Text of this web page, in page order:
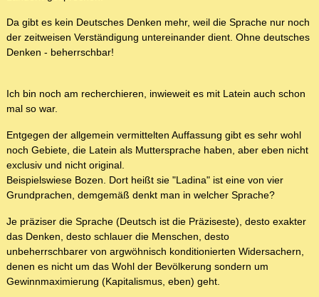
Da gibt es kein Deutsches Denken mehr, weil die Sprache nur noch
der zeitweisen Verständigung untereinander dient. Ohne deutsches
Denken - beherrschbar!
Ich bin noch am recherchieren, inwieweit es mit Latein auch schon
mal so war.
Entgegen der allgemein vermittelten Auffassung gibt es sehr wohl
noch Gebiete, die Latein als Muttersprache haben, aber eben nicht
exclusiv und nicht original.
Beispielswiese Bozen. Dort heißt sie "Ladina" ist eine von vier
Grundprachen, demgemäß denkt man in welcher Sprache?
Je präziser die Sprache (Deutsch ist die Präziseste), desto exakter
das Denken, desto schlauer die Menschen, desto
unbeherrschbarer von argwöhnisch konditionierten Widersachern,
denen es nicht um das Wohl der Bevölkerung sondern um
Gewinnmaximierung (Kapitalismus, eben) geht.